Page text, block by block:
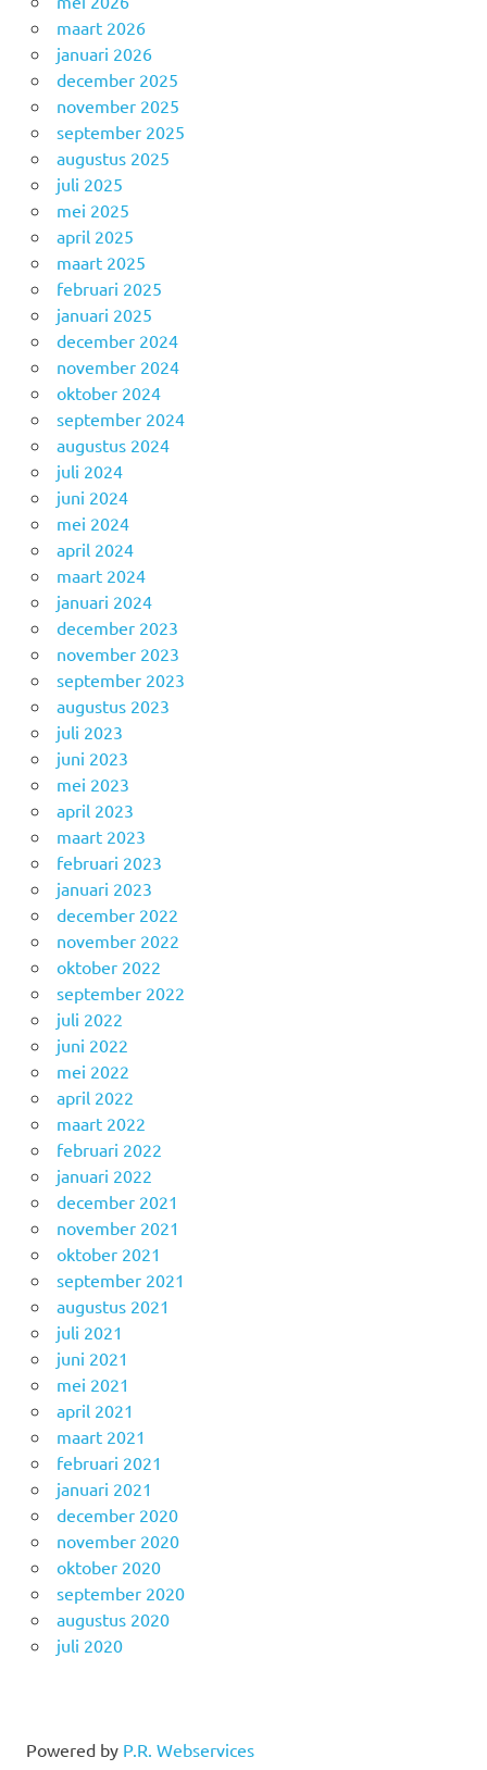
maart 2026
januari 2026
december 2025
november 2025
september 2025
augustus 2025
juli 2025
mei 2025
april 2025
maart 2025
februari 2025
januari 2025
december 2024
november 2024
oktober 2024
september 2024
augustus 2024
juli 2024
juni 2024
mei 2024
april 2024
maart 2024
januari 2024
december 2023
november 2023
september 2023
augustus 2023
juli 2023
juni 2023
mei 2023
april 2023
maart 2023
februari 2023
januari 2023
december 2022
november 2022
oktober 2022
september 2022
juli 2022
juni 2022
mei 2022
april 2022
maart 2022
februari 2022
januari 2022
december 2021
november 2021
oktober 2021
september 2021
augustus 2021
juli 2021
juni 2021
mei 2021
april 2021
maart 2021
februari 2021
januari 2021
december 2020
november 2020
oktober 2020
september 2020
augustus 2020
juli 2020
Powered by P.R. Webservices